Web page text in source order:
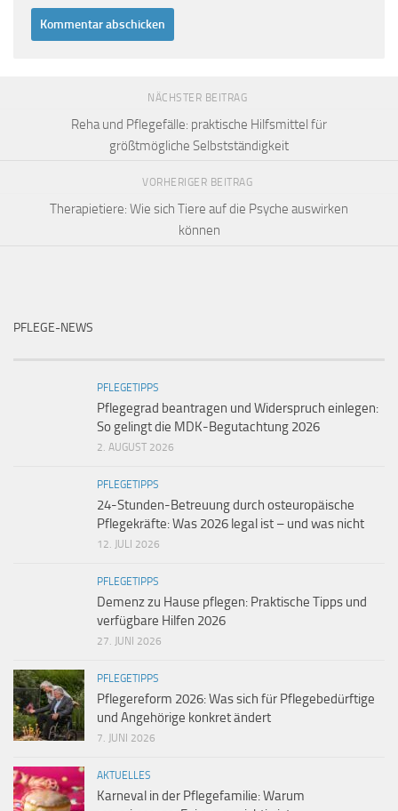
NÄCHSTER BEITRAG
Reha und Pflegefälle: praktische Hilfsmittel für
größtmögliche Selbstständigkeit
VORHERIGER BEITRAG
Therapietiere: Wie sich Tiere auf die Psyche auswirken
können
PFLEGE-NEWS
PFLEGETIPPS
Pflegegrad beantragen und Widerspruch einlegen:
So gelingt die MDK-Begutachtung 2026
2. AUGUST 2026
PFLEGETIPPS
24-Stunden-Betreuung durch osteuropäische
Pflegekräfte: Was 2026 legal ist – und was nicht
12. JULI 2026
PFLEGETIPPS
Demenz zu Hause pflegen: Praktische Tipps und
verfügbare Hilfen 2026
27. JUNI 2026
PFLEGETIPPS
Pflegereform 2026: Was sich für Pflegebedürftige
und Angehörige konkret ändert
7. JUNI 2026
AKTUELLES
Karneval in der Pflegefamilie: Warum